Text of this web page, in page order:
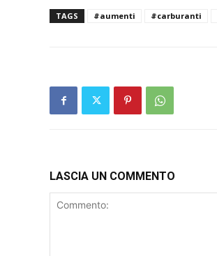
TAGS #aumenti #carburanti
LASCIA UN COMMENTO